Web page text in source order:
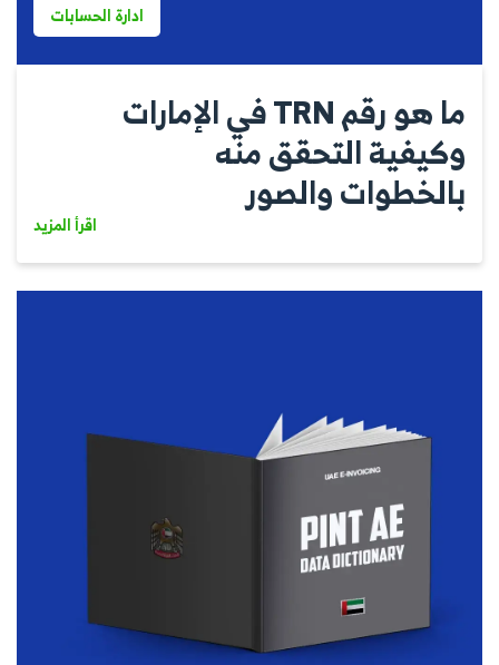
ادارة الحسابات
ما هو رقم TRN في الإمارات
وكيفية التحقق منه
بالخطوات والصور
اقرأ المزيد